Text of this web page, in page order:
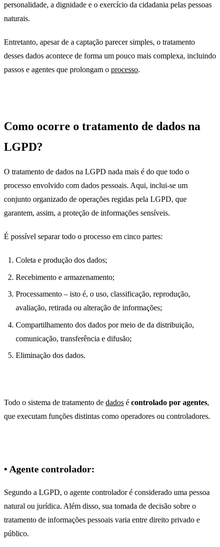
personalidade, a dignidade e o exercício da cidadania pelas pessoas
naturais.
Entretanto, apesar de a captação parecer simples, o tratamento
desses dados acontece de forma um pouco mais complexa, incluindo
passos e agentes que prolongam o processo.
Como ocorre o tratamento de dados na
LGPD?
O tratamento de dados na LGPD nada mais é do que todo o
processo envolvido com dados pessoais. Aqui, inclui-se um
conjunto organizado de operações regidas pela LGPD, que
garantem, assim, a proteção de informações sensíveis.
É possível separar todo o processo em cinco partes:
Coleta e produção dos dados;
Recebimento e armazenamento;
Processamento – isto é, o uso, classificação, reprodução,
avaliação, retirada ou alteração de informações;
Compartilhamento dos dados por meio de da distribuição,
comunicação, transferência e difusão;
Eliminação dos dados.
Todo o sistema de tratamento de dados é controlado por agentes,
que executam funções distintas como operadores ou controladores.
• Agente controlador:
Segundo a LGPD, o agente controlador é considerado uma pessoa
natural ou jurídica. Além disso, sua tomada de decisão sobre o
tratamento de informações pessoais varia entre direito privado e
público.